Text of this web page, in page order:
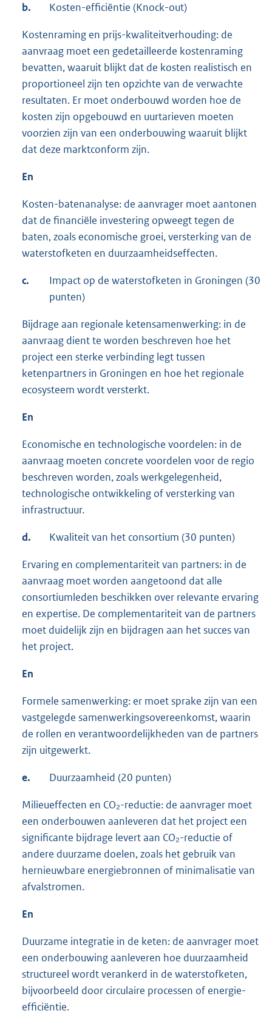
b. Kosten-efficiëntie (Knock-out)
Kostenraming en prijs-kwaliteitverhouding: de
aanvraag moet een gedetailleerde kostenraming
bevatten, waaruit blijkt dat de kosten realistisch en
proportioneel zijn ten opzichte van de verwachte
resultaten. Er moet onderbouwd worden hoe de
kosten zijn opgebouwd en uurtarieven moeten
voorzien zijn van een onderbouwing waaruit blijkt
dat deze marktconform zijn.
En
Kosten-batenanalyse: de aanvrager moet aantonen
dat de financiële investering opweegt tegen de
baten, zoals economische groei, versterking van de
waterstofketen en duurzaamheidseffecten.
c.
Impact op de waterstofketen in Groningen (30
punten)
Bijdrage aan regionale ketensamenwerking: in de
aanvraag dient te worden beschreven hoe het
project een sterke verbinding legt tussen
ketenpartners in Groningen en hoe het regionale
ecosysteem wordt versterkt.
En
Economische en technologische voordelen: in de
aanvraag moeten concrete voordelen voor de regio
beschreven worden, zoals werkgelegenheid,
technologische ontwikkeling of versterking van
infrastructuur.
d. Kwaliteit van het consortium (30 punten)
Ervaring en complementariteit van partners: in de
aanvraag moet worden aangetoond dat alle
consortiumleden beschikken over relevante ervaring
en expertise. De complementariteit van de partners
moet duidelijk zijn en bijdragen aan het succes van
het project.
En
Formele samenwerking: er moet sprake zijn van een
vastgelegde samenwerkingsovereenkomst, waarin
de rollen en verantwoordelijkheden van de partners
zijn uitgewerkt.
e. Duurzaamheid (20 punten)
Milieueffecten en CO₂-reductie: de aanvrager moet
een onderbouwen aanleveren dat het project een
significante bijdrage levert aan CO₂-reductie of
andere duurzame doelen, zoals het gebruik van
hernieuwbare energiebronnen of minimalisatie van
afvalstromen.
En
Duurzame integratie in de keten: de aanvrager moet
een onderbouwing aanleveren hoe duurzaamheid
structureel wordt verankerd in de waterstofketen,
bijvoorbeeld door circulaire processen of energie-
efficiëntie.